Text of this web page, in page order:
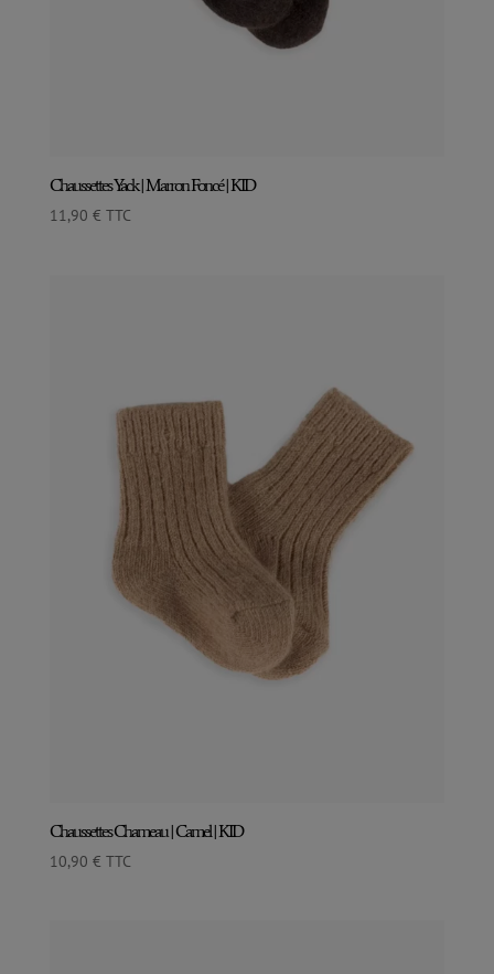
Chaussettes Yack | Marron Foncé | KID
11,90 € TTC
Chaussettes Chameau | Camel | KID
10,90 € TTC